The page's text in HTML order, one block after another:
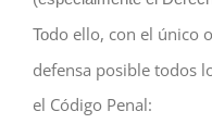
Todo ello, con el único
defensa posible todos
el Código Penal: